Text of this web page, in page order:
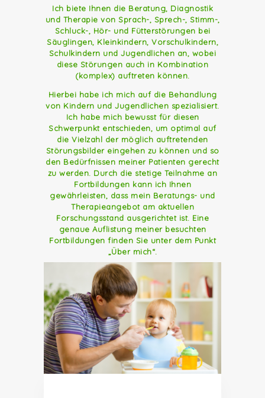
Ich biete Ihnen die Beratung, Diagnostik
und Therapie von Sprach-, Sprech-, Stimm-,
Schluck-, Hör- und Fütterstörungen bei
Säuglingen, Kleinkindern, Vorschulkindern,
Schulkindern und Jugendlichen an, wobei
diese Störungen auch in Kombination
(komplex) auftreten können.
Hierbei habe ich mich auf die Behandlung
von Kindern und Jugendlichen spezialisiert.
Ich habe mich bewusst für diesen
Schwerpunkt entschieden, um optimal auf
die Vielzahl der möglich auftretenden
Störungsbilder eingehen zu können und so
den Bedürfnissen meiner Patienten gerecht
zu werden. Durch die stetige Teilnahme an
Fortbildungen kann ich Ihnen
gewährleisten, dass mein Beratungs- und
Therapieangebot am aktuellen
Forschungsstand ausgerichtet ist. Eine
genaue Auflistung meiner besuchten
Fortbildungen finden Sie unter dem Punkt
„Über mich“.